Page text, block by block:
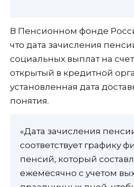
В Пенсионном фонде
что дата зачисления
социальных выплат на
открытый в кредитной
установленная дата
понятия.
«Дата зачисления
соответствует графику
пенсий, который
ежемесячно с учетом